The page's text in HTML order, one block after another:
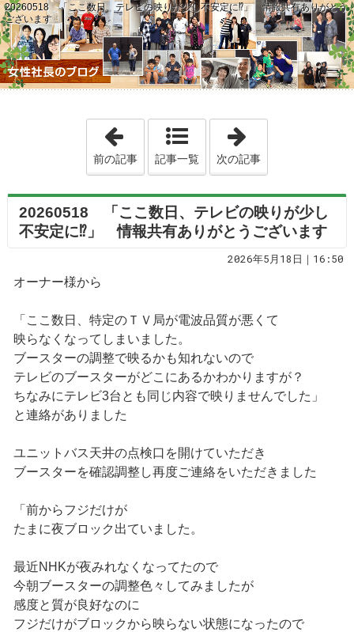
20260518 「ここ数日、テレビの映りが少し不安定に⁉」 情報共有ありがとう
ございます
「20260517 外構工事は後回しで大丈
前の記事 記事一覧 次の記事
20260518 「ここ数日、テレビの映りが少し
不安定に⁉」 情報共有ありがとうございます
2026年5月18日｜16:50
オーナー様から
「ここ数日、特定のＴＶ局が電波品質が悪くて
映らなくなってしまいました。
ブースターの調整で映るかも知れないので
テレビのブースターがどこにあるかわかりますが？
ちなみにテレビ3台とも同じ内容で映りませんでした」
と連絡がありました
ユニットバス天井の点検口を開けていただき
ブースターを確認調整し再度ご連絡をいただきました
「前からフジだけが
たまに夜ブロック出ていました。
最近NHKが夜みれなくなってたので
今朝ブースターの調整色々してみましたが
感度と質が良好なのに
フジだけがブロックから映らない状態になったので